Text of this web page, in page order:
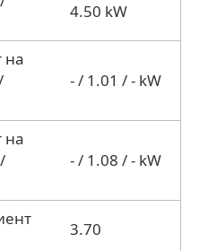
4.50 kW
на
- / 1.01 / - kW
на
- / 1.08 / - kW
3.70